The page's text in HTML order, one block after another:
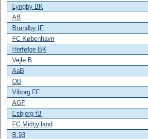
Lyngby BK
AB
Brøndby IF
FC København
Herfølge BK
Vejle B
AaB
OB
Viborg FF
AGF
Esbjerg fB
FC Midtjylland
B.93